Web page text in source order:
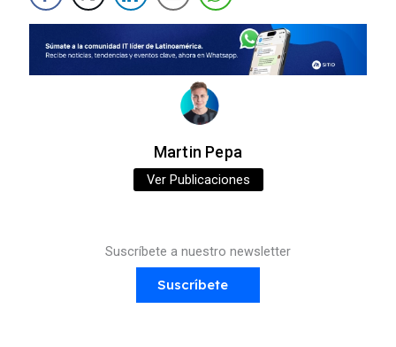
Martin Pepa
Ver Publicaciones
Suscríbete a nuestro newsletter
Suscríbete